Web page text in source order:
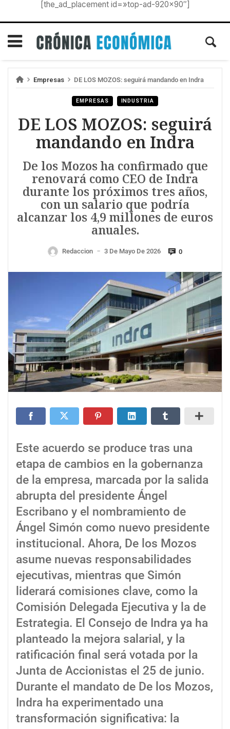
[the_ad_placement id=»top-ad-920×90″]
Empresas DE LOS MOZOS: seguirá mandando en Indra
EMPRESAS INDUSTRIA
DE LOS MOZOS: seguirá
mandando en Indra
De los Mozos ha confirmado que
renovará como CEO de Indra
durante los próximos tres años,
con un salario que podría
alcanzar los 4,9 millones de euros
anuales.
Redaccion — 3 De Mayo De 2026 0
Este acuerdo se produce tras una
etapa de cambios en la gobernanza
de la empresa, marcada por la salida
abrupta del presidente Ángel
Escribano y el nombramiento de
Ángel Simón como nuevo presidente
institucional. Ahora, De los Mozos
asume nuevas responsabilidades
ejecutivas, mientras que Simón
liderará comisiones clave, como la
Comisión Delegada Ejecutiva y la de
Estrategia. El Consejo de Indra ya ha
planteado la mejora salarial, y la
ratificación final será votada por la
Junta de Accionistas el 25 de junio.
Durante el mandato de De los Mozos,
Indra ha experimentado una
transformación significativa: la